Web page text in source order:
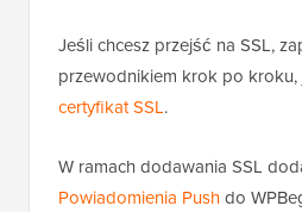
Jeśli chcesz przejść na SSL,
przewodnikiem krok po kroku,
certyfikat SSL.
W ramach dodawania SSL
Powiadomienia Pushdo